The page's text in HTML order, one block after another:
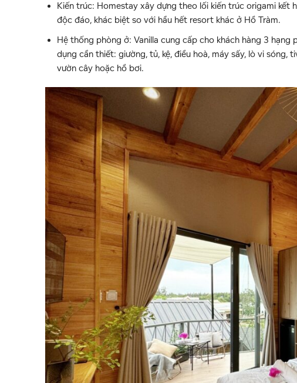
Kiến trúc: Homestay xây dựng theo lối kiến trúc origami kết
độc đáo, khác biệt so với hầu hết resort khác ở Hồ Tràm.
Hệ thống phòng ở: Vanilla cung cấp cho khách hàng 3
dụng cần thiết: giường, tủ, kệ, điều hoà, máy sấy, lò vi
vườn cây hoặc hồ bơi.